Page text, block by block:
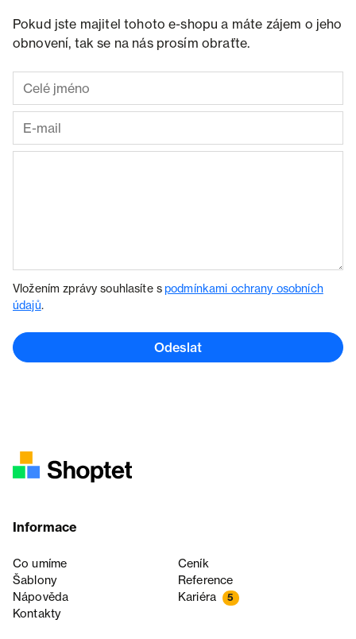
Pokud jste majitel tohoto e-shopu a máte zájem o jeho
obnovení, tak se na nás prosím obraťte.
Vložením zprávy souhlasíte spodmínkami ochrany osobních
údajů.
Odeslat
Informace
Co umíme
Ceník
Šablony
Reference
Nápověda
Kariéra 5
Kontakty